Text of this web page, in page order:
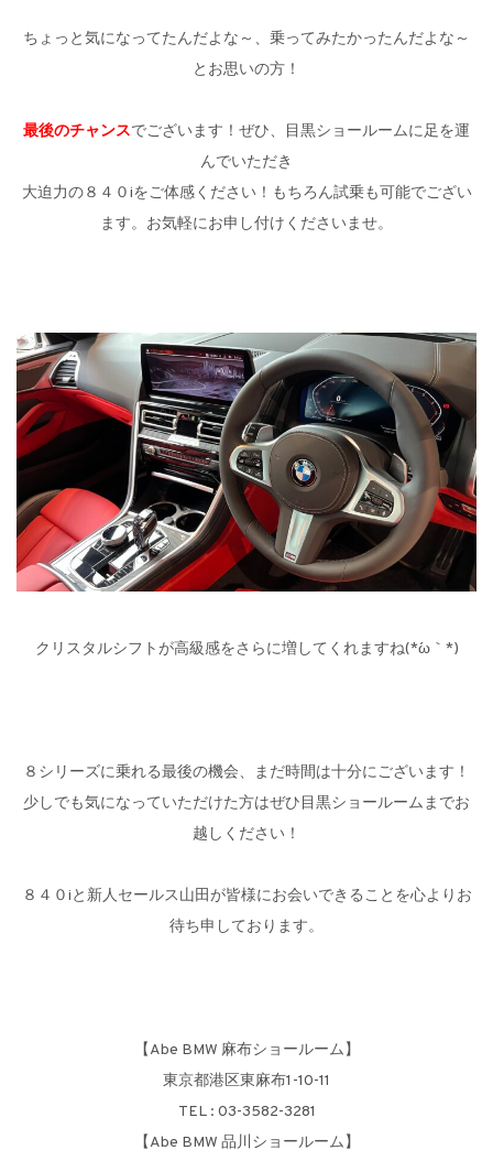
ちょっと気になってたんだよな～、乗ってみたかったんだよな～
とお思いの方！
最後のチャンスでございます！ぜひ、目黒ショールームに足を運
んでいただき
大迫力の８４０iをご体感ください！もちろん試乗も可能でござい
ます。お気軽にお申し付けくださいませ。
クリスタルシフトが高級感をさらに増してくれますね(*´ω｀*)
８シリーズに乗れる最後の機会、まだ時間は十分にございます！
少しでも気になっていただけた方はぜひ目黒ショールームまでお
越しください！
８４０iと新人セールス山田が皆様にお会いできることを心よりお
待ち申しております。
【Abe BMW 麻布ショールーム】
東京都港区東麻布1-10-11
TEL : 03-3582-3281
【Abe BMW 品川ショールーム】